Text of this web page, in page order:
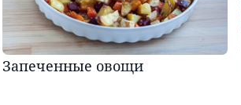
Запеченные овощи